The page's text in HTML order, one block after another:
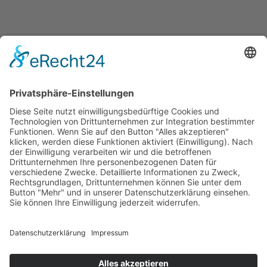
MIT EXPERTENWISSEN AUS EINER HAND FÜR
DIE HOTEL & GASTRONOMIE-BRANCHE UND
Vereinbaren Sie jetzt Ihren Termin
Copyright © 2023 –Weber MEDIA Solutions
Impressum Datenschutz